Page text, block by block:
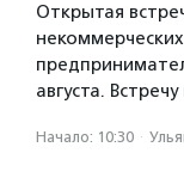
Открытая
августа.
Начало: 10:30 ·